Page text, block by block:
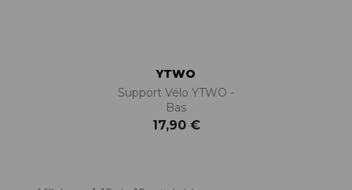
YTWO
Support Vélo YTWO -
Bas
17,90 €